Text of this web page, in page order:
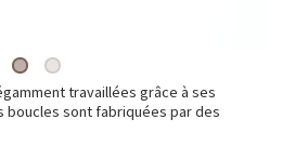
travaillées grâce à ses
boucles sont fabriquées par des